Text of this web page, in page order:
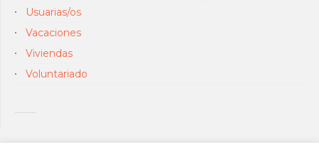
Usuarias/os
Vacaciones
Viviendas
Voluntariado